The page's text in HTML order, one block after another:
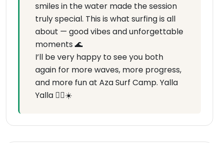
smiles in the water made the session
truly special. This is what surfing is all
about — good vibes and unforgettable
moments 🌊
I’ll be very happy to see you both
again for more waves, more progress,
and more fun at Aza Surf Camp. Yalla
Yalla 🏄‍♂️☀️